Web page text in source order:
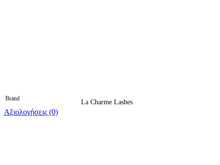
Brand La Charme Lashes
Αξιολογήσεις (0)